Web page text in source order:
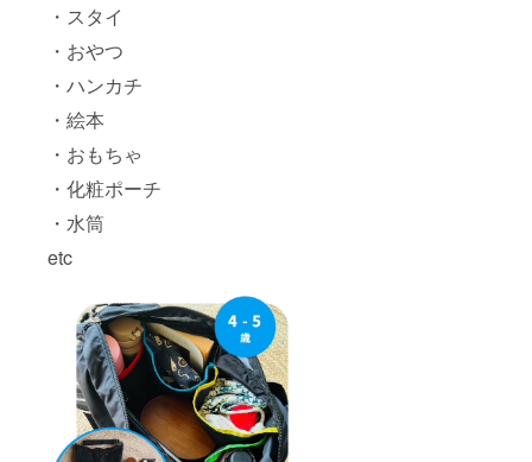
・スタイ
・おやつ
・ハンカチ
・絵本
・おもちゃ
・化粧ポーチ
・水筒
etc